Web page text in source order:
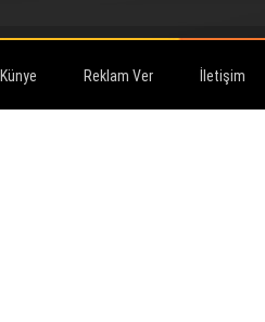
Künye Reklam Ver İletişim